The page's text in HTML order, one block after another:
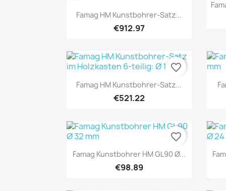
Quick view
Famag HM Kunstbohrer-Satz...
€912.97
Quick view
Famag HM Kunstbohrer-Satz...
€521.22
favorite_border
Quick view
Famag Kunstbohrer HM GL90 Ø...
€98.89
favorite_border